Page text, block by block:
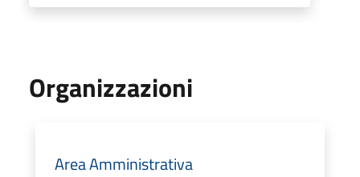
Organizzazioni
Area Amministrativa